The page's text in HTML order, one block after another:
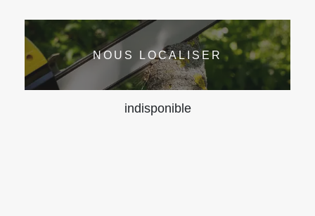
NOUS LOCALISER
indisponible